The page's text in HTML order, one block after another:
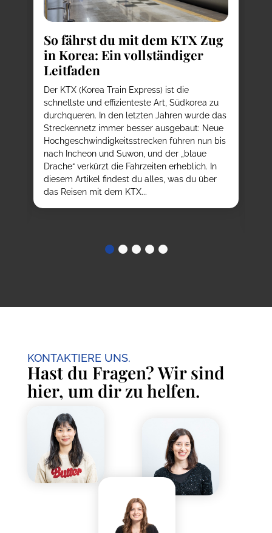
So fährst du mit dem KTX Zug
in Korea: Ein vollständiger
Leitfaden
Der KTX (Korea Train Express) ist die
schnellste und effizienteste Art, Südkorea zu
durchqueren. In den letzten Jahren wurde das
Streckennetz immer besser ausgebaut: Neue
Hochgeschwindigkeitsstrecken führen nun bis
nach Incheon und Suwon, und der „blaue
Drache“ verkürzt die Fahrzeiten erheblich. In
diesem Artikel findest du alles, was du über
das Reisen mit dem KTX...
KONTAKTIERE UNS.
Hast du Fragen? Wir sind
hier, um dir zu helfen.